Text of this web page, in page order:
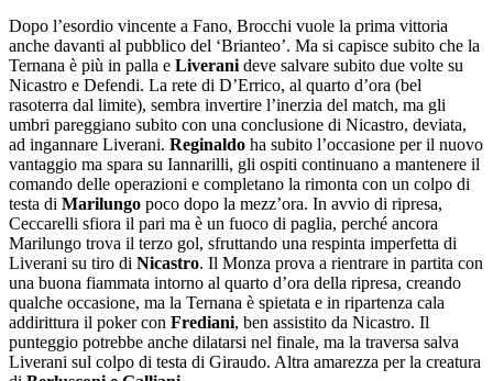
Dopo l’esordio vincente a Fano, Brocchi vuole la prima vittoria
anche davanti al pubblico del ‘Brianteo’. Ma si capisce subito che la
Ternana è più in palla e Liverani deve salvare subito due volte su
Nicastro e Defendi. La rete di D’Errico, al quarto d’ora (bel
rasoterra dal limite), sembra invertire l’inerzia del match, ma gli
umbri pareggiano subito con una conclusione di Nicastro, deviata,
ad ingannare Liverani. Reginaldo ha subito l’occasione per il nuovo
vantaggio ma spara su Iannarilli, gli ospiti continuano a mantenere il
comando delle operazioni e completano la rimonta con un colpo di
testa di Marilungo poco dopo la mezz’ora. In avvio di ripresa,
Ceccarelli sfiora il pari ma è un fuoco di paglia, perché ancora
Marilungo trova il terzo gol, sfruttando una respinta imperfetta di
Liverani su tiro di Nicastro. Il Monza prova a rientrare in partita con
una buona fiammata intorno al quarto d’ora della ripresa, creando
qualche occasione, ma la Ternana è spietata e in ripartenza cala
addirittura il poker con Frediani, ben assistito da Nicastro. Il
punteggio potrebbe anche dilatarsi nel finale, ma la traversa salva
Liverani sul colpo di testa di Giraudo. Altra amarezza per la creatura